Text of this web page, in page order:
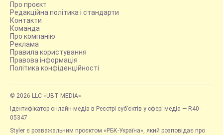
Про проєкт
Редакційна політика і стандарти
Контакти
Команда
Про компанію
Реклама
Правила користування
Правова інформація
Політика конфіденційності
© 2026 LLC «UBT MEDIA»
Ідентифікатор онлайн-медіа в Реєстрі суб’єктів у сфері медіа — R40-
05347
Styler є розважальним проєктом «РБК-Україна», який розповідає про